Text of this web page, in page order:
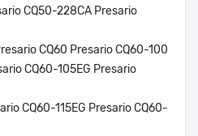
CQ50-228CA Presario
CQ60 Presario CQ60-100
CQ60-105EG Presario
CQ60-115EG Presario CQ60-